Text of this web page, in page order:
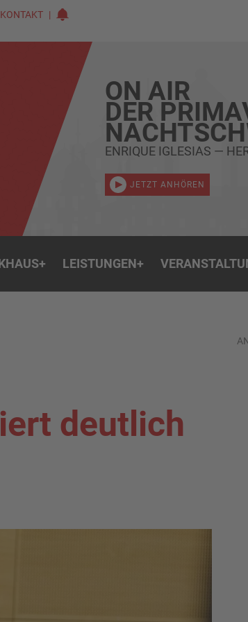
KONTAKT
ON AIR
DER
ENRIQUE IGLESIAS —
JETZT ANHÖREN
+ LEISTUNGEN+
deutlich